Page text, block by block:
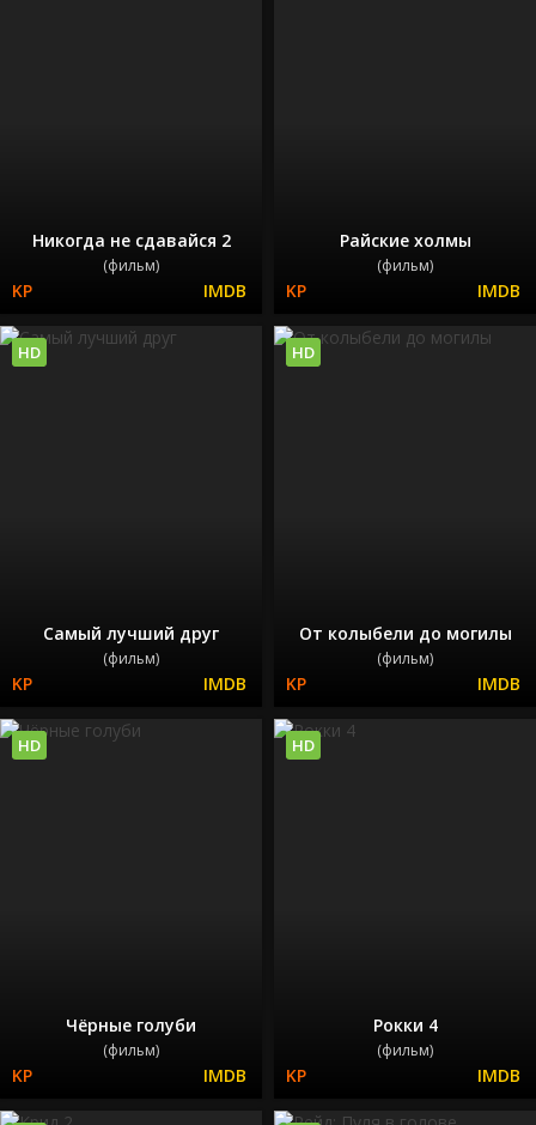
Никогда не сдавайся 2
(фильм)
Райские холмы
(фильм)
Самый лучший друг
(фильм)
HD
От колыбели до могилы
(фильм)
HD
Чёрные голуби
(фильм)
HD
Рокки 4
(фильм)
HD